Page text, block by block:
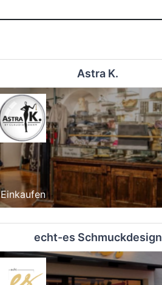
Astra K.
Einkaufen
echt-es Schmuckdesign